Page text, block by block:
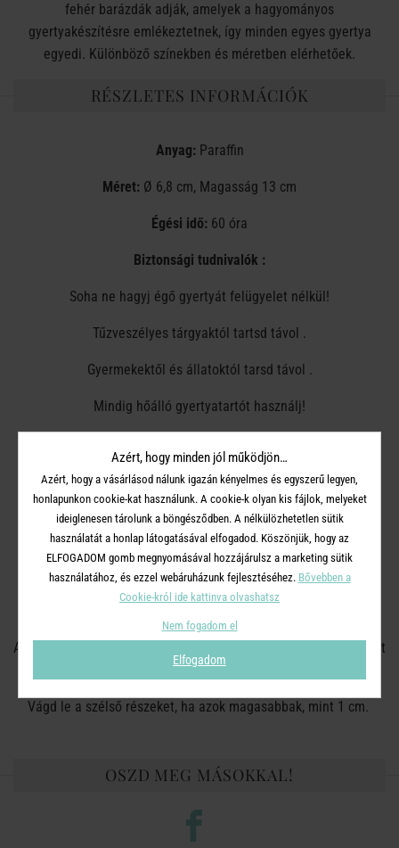
fehér barázdák adják, amelyek a hagyományos
gyertyakészítésre emlékeztetnek, így minden egyes gyertya
egyedi. Különböző színekben és méretben elérhetőek.
RÉSZLETES INFORMÁCIÓK
Anyag: Paraffin
Méret: Ø 6,8 cm, Magasság 13 cm
Égési idő: 60 óra
Biztonsági tudnivalók :
Soha ne hagyj égő gyertyát felügyelet nélkül!
Tűzveszélyes tárgyaktól tartsd távol .
Gyermekektől és állatoktól tarsd távol .
Mindig hőálló gyertyatartót használj!
Ne gyújtsd meg huzatban.
Ne tedd közvetlenül hőforrás közelébe.
A kanócot vágd vissza 1 cm-esre.
Mindig koppantót használj a gyertya eloltásához! Ne fújd el a
A gyertyaviaszt tartsd tisztán a szennyeződésektől és a használt
gyufáktól!
Vágd le a szélső részeket, ha azok magasabbak, mint 1 cm.
OSZD MEG MÁSOKKAL!
Azért, hogy minden jól működjön…
Azért, hogy a vásárlásod nálunk igazán kényelmes és egyszerű legyen,
honlapunkon cookie-kat használunk. A cookie-k olyan kis fájlok, melyeket
ideiglenesen tárolunk a böngésződben. A nélkülözhetetlen sütik
használatát a honlap látogatásával elfogadod. Köszönjük, hogy az
ELFOGADOM gomb megnyomásával hozzájárulsz a marketing sütik
használatához, és ezzel webáruházunk fejlesztéséhez. Bővebben a
Cookie-król ide kattinva olvashatsz
Nem fogadom el
Elfogadom